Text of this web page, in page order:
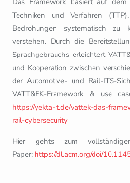
Techniken und Verfahren
Bedrohungen systematisch zu
verstehen. Durch die
Sprachgebrauchs erleichtert
und Kooperation zwischen
der Automotive- und Rail-ITS-
VATT&EK-Framework & use
https://yekta-it.de/vattek-das-
rail-cybersecurity
Hier gehts zum
Paper: https://dl.acm.org/doi/